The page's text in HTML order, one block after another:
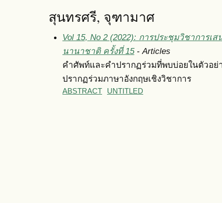
สุนทรศรี, จุฑามาศ
Vol 15, No 2 (2022): การประชุมวิชาการเ
นานาชาติ ครั้งที่ 15- Articles
คำศัพท์และคำปรากฏร่วมที่พบบ่อยในตัวอย่
ปรากฏร่วมภาษาอังกฤษเชิงวิชาการ
ABSTRACT UNTITLED